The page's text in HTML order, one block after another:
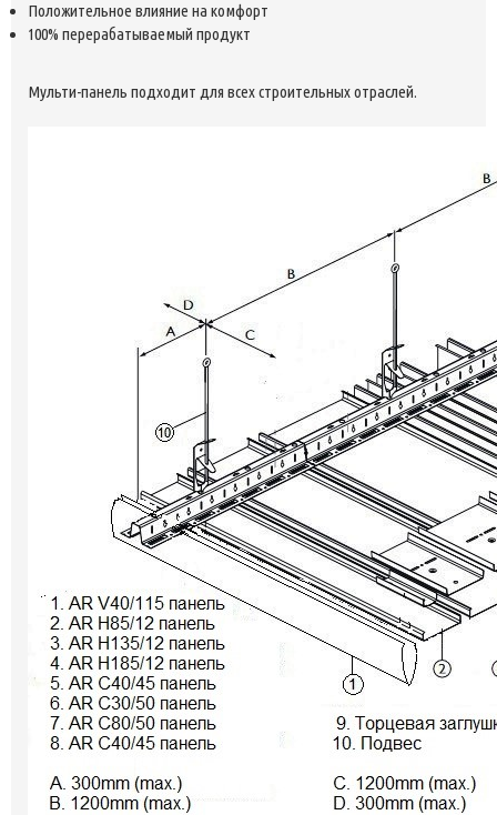
Положительное влияние на комфорт
100% перерабатываемый продукт
Мульти-панель подходит для всех строительных отраслей.